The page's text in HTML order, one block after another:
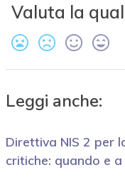
Valuta la
Leggi anche:
Direttiva NIS 2 per
critiche: quando e